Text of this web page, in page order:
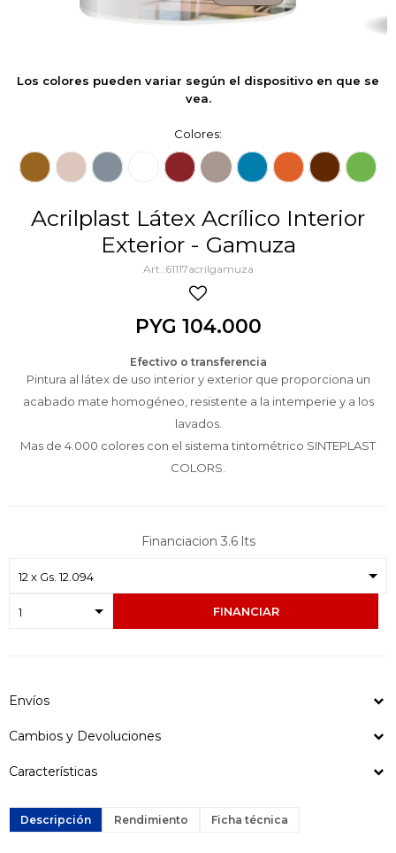
Los colores pueden variar según el dispositivo en que se
vea.
Colores:
Acrilplast Látex Acrílico Interior
Exterior - Gamuza
61117acrilgamuza
PYG 104.000
Efectivo o transferencia
Pintura al látex de uso interior y exterior que proporciona un
acabado mate homogéneo, resistente a la intemperie y a los
lavados.
Mas de 4.000 colores con el sistema tintométrico SINTEPLAST
COLORS.
Financiacion 3.6 lts
FINANCIAR
Envíos
Cambios y Devoluciones
Características
Descripción Rendimiento Ficha técnica